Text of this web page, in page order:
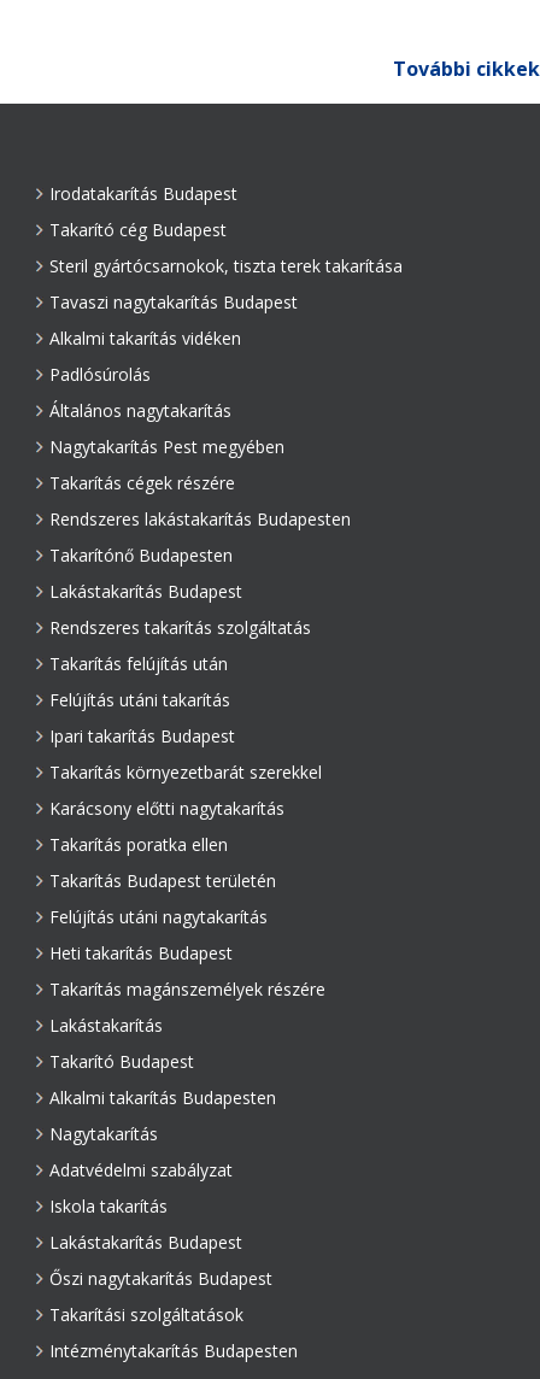
További cikkek
Irodatakarítás Budapest
Takarító cég Budapest
Steril gyártócsarnokok, tiszta terek takarítása
Tavaszi nagytakarítás Budapest
Alkalmi takarítás vidéken
Padlósúrolás
Általános nagytakarítás
Nagytakarítás Pest megyében
Takarítás cégek részére
Rendszeres lakástakarítás Budapesten
Takarítónő Budapesten
Lakástakarítás Budapest
Rendszeres takarítás szolgáltatás
Takarítás felújítás után
Felújítás utáni takarítás
Ipari takarítás Budapest
Takarítás környezetbarát szerekkel
Karácsony előtti nagytakarítás
Takarítás poratka ellen
Takarítás Budapest területén
Felújítás utáni nagytakarítás
Heti takarítás Budapest
Takarítás magánszemélyek részére
Lakástakarítás
Takarító Budapest
Alkalmi takarítás Budapesten
Nagytakarítás
Adatvédelmi szabályzat
Iskola takarítás
Lakástakarítás Budapest
Őszi nagytakarítás Budapest
Takarítási szolgáltatások
Intézménytakarítás Budapesten